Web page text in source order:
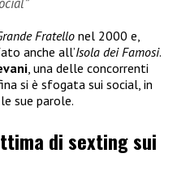
Fratellonel 2000 e,
anche all’Isola dei Famosi.
, una delle concorrenti
si è sfogata sui social, in
sue parole.
di sexting sui